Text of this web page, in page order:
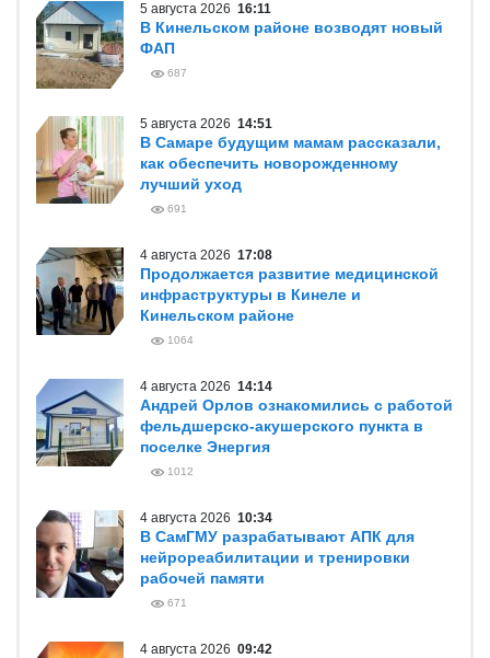
5 августа 2026 16:11
В Кинельском районе возводят новый
ФАП
687
5 августа 2026 14:51
В Самаре будущим мамам рассказали,
как обеспечить новорожденному
лучший уход
691
4 августа 2026 17:08
Продолжается развитие медицинской
инфраструктуры в Кинеле и
Кинельском районе
1064
4 августа 2026 14:14
Андрей Орлов ознакомились с работой
фельдшерско-акушерского пункта в
поселке Энергия
1012
4 августа 2026 10:34
В СамГМУ разрабатывают АПК для
нейрореабилитации и тренировки
рабочей памяти
671
4 августа 2026 09:42